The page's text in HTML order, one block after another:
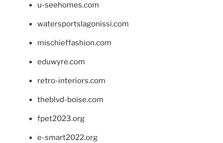
u-seehomes.com
watersportslagonissi.com
mischieffashion.com
eduwyre.com
retro-interiors.com
theblvd-boise.com
fpet2023.org
e-smart2022.org